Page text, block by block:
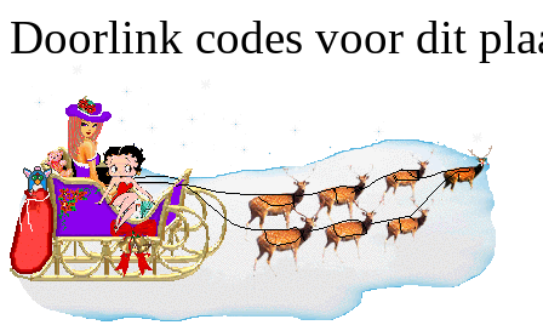
Doorlink codes voor dit